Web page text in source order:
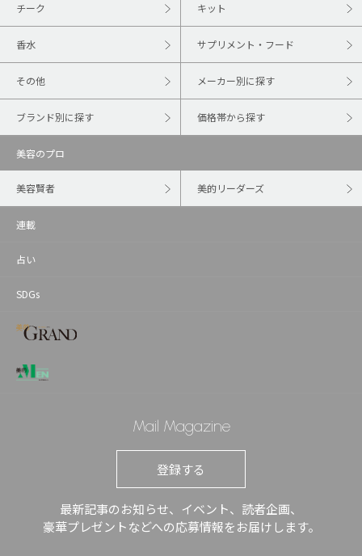
チーク キット
香水 サプリメント・フード
その他 メーカー別に探す
ブランド別に探す 価格帯から探す
美容のプロ
美容賢者 美的リーダーズ
連載
占い
SDGs
Mail Magazine
登録する
最新記事のお知らせ、イベント、読者企画、
豪華プレゼントなどへの応募情報をお届けします。